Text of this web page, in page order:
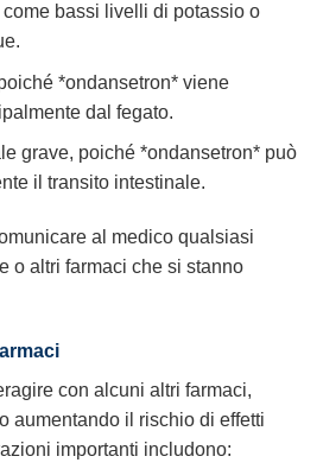
bassi livelli di potassio o
*ondansetron* viene
dal fegato.
grave, poiché *ondansetron* può
il transito intestinale.
al medico qualsiasi
o altri farmaci che si stanno
con alcuni altri farmaci,
aumentando il rischio di effetti
importanti includono: